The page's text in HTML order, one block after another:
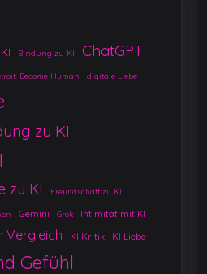
Bindung zu KI ChatGPT
Become Human digitale Liebe
zu KI
zu KI Freundschaft zu KI
Gemini Grok Intimität mit KI
Vergleich KI Kritik KI Liebe
Gefühl